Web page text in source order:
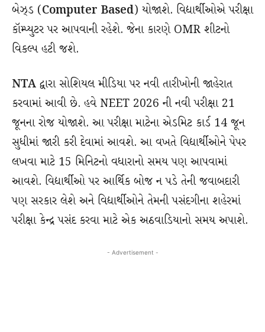
બેઝ્ડ (Computer Based) યોજાશે. વિદ્યાર્થીઓએ પરીક્ષા
કૉમ્પ્યુટર પર આપવાની રહેશે. જેના કારણે OMR શીટનો
વિકલ્પ હટી જશે.
NTA દ્વારા સોશિયલ મીડિયા પર નવી તારીખોની જાહેરાત
કરવામાં આવી છે. હવે NEET 2026 ની નવી પરીક્ષા 21
જૂનના રોજ યોજાશે. આ પરીક્ષા માટેના એડમિટ કાર્ડ 14 જૂન
સુધીમાં જારી કરી દેવામાં આવશે. આ વખતે વિદ્યાર્થીઓને પેપર
લખવા માટે 15 મિનિટનો વધારાનો સમય પણ આપવામાં
આવશે. વિદ્યાર્થીઓ પર આર્થિક બોજ ન પડે તેની જવાબદારી
પણ સરકાર લેશે અને વિદ્યાર્થીઓને તેમની પસંદગીના શહેરમાં
પરીક્ષા કેન્દ્ર પસંદ કરવા માટે એક અઠવાડિયાનો સમય અપાશે.
- Advertisement -